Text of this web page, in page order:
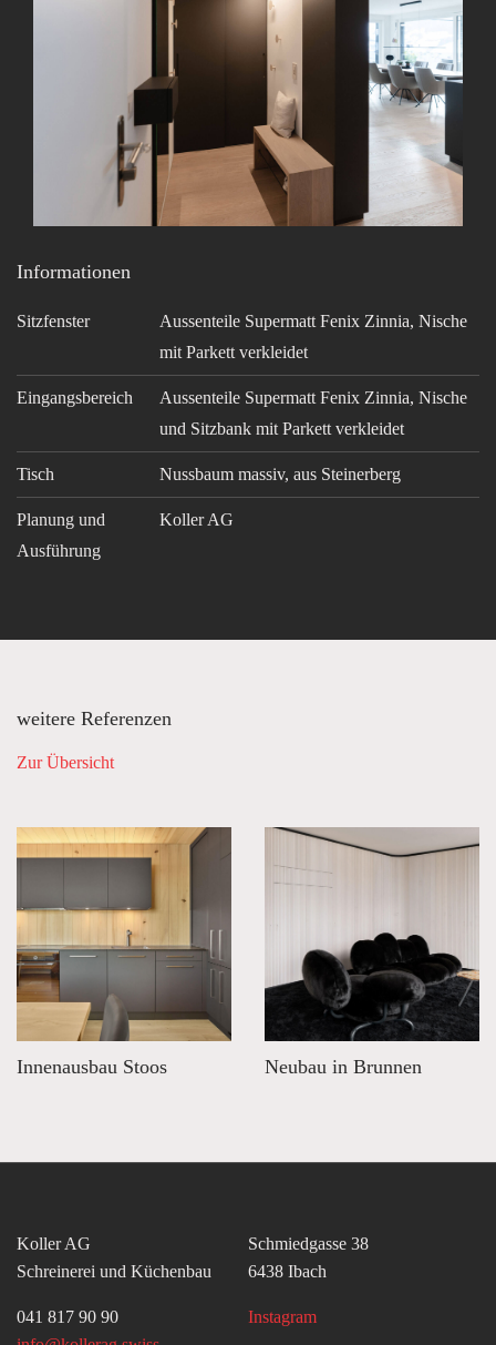
Informationen
Sitzfenster
Aussenteile Supermatt Fenix Zinnia, Nische
mit Parkett verkleidet
Eingangsbereich
Aussenteile Supermatt Fenix Zinnia, Nische
und Sitzbank mit Parkett verkleidet
Tisch Nussbaum massiv, aus Steinerberg
Planung und
Ausführung
Koller AG
weitere Referenzen
Zur Übersicht
Innenausbau Stoos Neubau in Brunnen
Koller AG
Schreinerei und Küchenbau
Schmiedgasse 38
6438 Ibach
041 817 90 90
Instagram